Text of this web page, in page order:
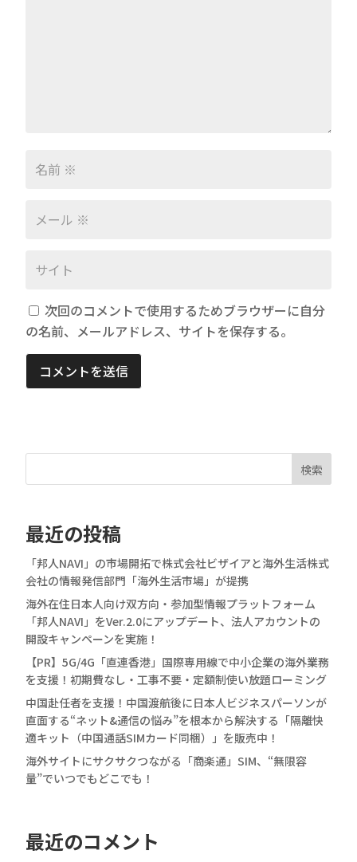
次回のコメントで使用するためブラウザーに自分
の名前、メールアドレス、サイトを保存する。
コメントを送信
検索
最近の投稿
「邦人NAVI」の市場開拓で株式会社ビザイアと海外生活株式
会社の情報発信部門「海外生活市場」が提携
海外在住日本人向け双方向・参加型情報プラットフォーム
「邦人NAVI」をVer.2.0にアップデート、法人アカウントの
開設キャンペーンを実施！
【PR】5G/4G「直連香港」国際専用線で中小企業の海外業務
を支援！初期費なし・工事不要・定額制使い放題ローミング
中国赴任者を支援！中国渡航後に日本人ビジネスパーソンが
直面する“ネット&通信の悩み”を根本から解決する「隔離快
適キット（中国通話SIMカード同梱）」を販売中！
海外サイトにサクサクつながる「商楽通」SIM、“無限容
量”でいつでもどこでも！
最近のコメント